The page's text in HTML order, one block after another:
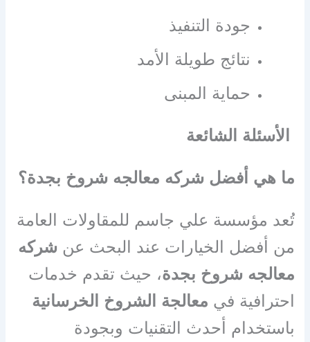
جودة التنفيذ
نتائج طويلة الأمد
حماية المبنى
الأسئلة الشائعة
ما هي أفضل شركه معالجه شروخ بجدة؟
تُعد مؤسسة علي جاسم للمقاولات العامة
من أفضل الخيارات عند البحث عن شركه
معالجه شروخ بجدة، حيث تقدم خدمات
احترافية في معالجة الشروخ الخرسانية
باستخدام أحدث التقنيات وبجودة